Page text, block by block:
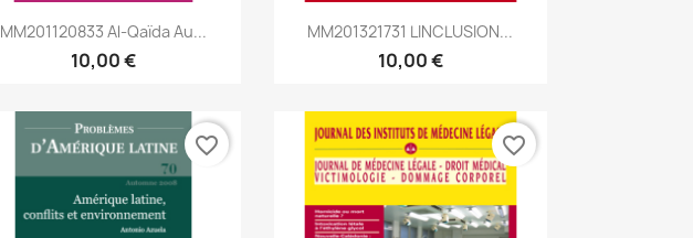
Aperçu rapide
MM201120833 Al-Qaïda Au...
10,00 €
Aperçu rapide
MM201321731 LINCLUSION...
10,00 €
favorite_border favorite_border